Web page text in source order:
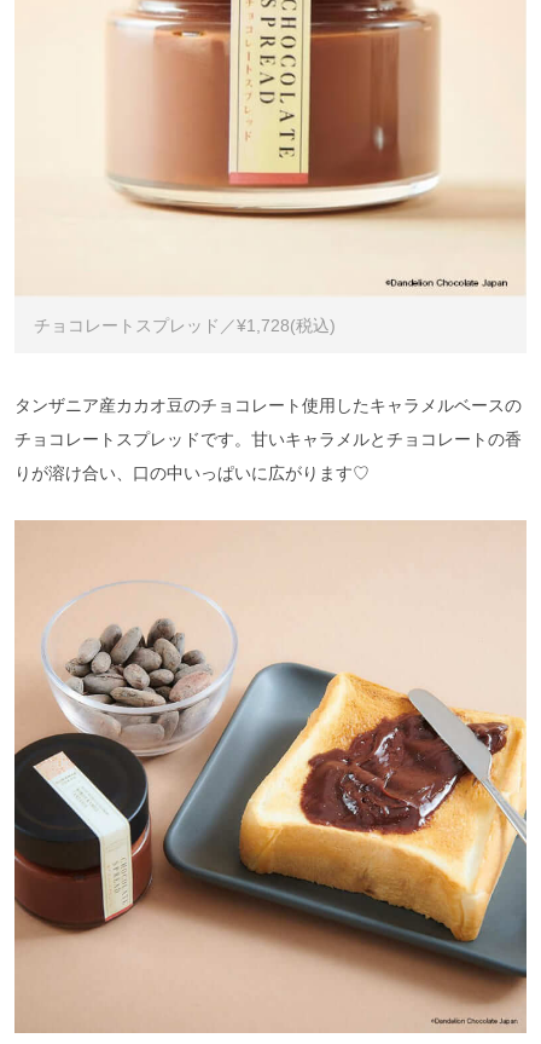
チョコレートスプレッド／¥1,728(税込)
タンザニア産カカオ豆のチョコレート使用したキャラメルベースの
チョコレートスプレッドです。甘いキャラメルとチョコレートの香
りが溶け合い、口の中いっぱいに広がります♡